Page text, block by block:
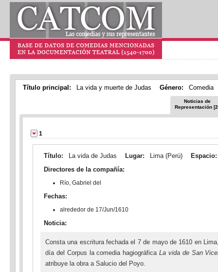
Título principal: La vida y muerte de Judas Género: Comedia
Noticias de
Representación
1
Título: La vida de Judas Lugar: Lima (Perú)
Directores de la compañía:
Río, Gabriel del
Fechas:
alrededor de 17/Jun/1610
Noticia:
Consta una escritura fechada el 7 de mayo de 1610 en
día del Corpus la comedia hagiográfica La vida de San
atribuye la obra a Salucio del Poyo.